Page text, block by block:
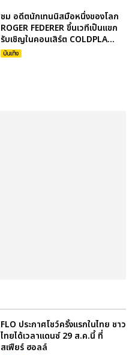
ชม อดีตนักเทนนิสมือหนึ่งของโลก
ROGER FEDERER ขึ้นเวทีเป็นแขก
รับเชิญในคอนเสิร์ต COLDPLA...
บันเทิง
FLO ประกาศโชว์ครั้งแรกในไทย ชาว
ไทยได้เวลาแดนซ์ 29 ส.ค.นี้ ที่
สเฟียร์ ฮอลล์